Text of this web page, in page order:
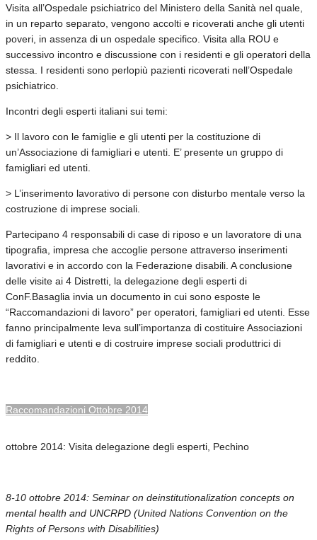
Visita all’Ospedale psichiatrico del Ministero della Sanità nel quale,
in un reparto separato, vengono accolti e ricoverati anche gli utenti
poveri, in assenza di un ospedale specifico. Visita alla ROU e
successivo incontro e discussione con i residenti e gli operatori della
stessa. I residenti sono perlopiù pazienti ricoverati nell’Ospedale
psichiatrico.
Incontri degli esperti italiani sui temi:
> Il lavoro con le famiglie e gli utenti per la costituzione di
un’Associazione di famigliari e utenti. E’ presente un gruppo di
famigliari ed utenti.
> L’inserimento lavorativo di persone con disturbo mentale verso la
costruzione di imprese sociali.
Partecipano 4 responsabili di case di riposo e un lavoratore di una
tipografia, impresa che accoglie persone attraverso inserimenti
lavorativi e in accordo con la Federazione disabili. A conclusione
delle visite ai 4 Distretti, la delegazione degli esperti di
ConF.Basaglia invia un documento in cui sono esposte le
“Raccomandazioni di lavoro” per operatori, famigliari ed utenti. Esse
fanno principalmente leva sull’importanza di costituire Associazioni
di famigliari e utenti e di costruire imprese sociali produttrici di
reddito.
Raccomandazioni Ottobre 2014
ottobre 2014: Visita delegazione degli esperti, Pechino
8-10 ottobre 2014: Seminar on deinstitutionalization concepts on
mental health and UNCRPD (United Nations Convention on the
Rights of Persons with Disabilities)